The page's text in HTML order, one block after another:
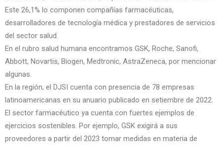
Este 26,1% lo componen compañías farmacéuticas,
desarrolladores de tecnología médica y prestadores de servicios
del sector salud.
En el rubro salud humana encontramos GSK, Roche, Sanofi,
Abbott, Novartis, Biogen, Medtronic, AstraZeneca, por mencionar
algunas.
En la región, el DJSI cuenta con presencia de 78 empresas
latinoamericanas en su anuario publicado en setiembre de 2022.
El sector farmacéutico ya cuenta con fuertes ejemplos de
ejercicios sostenibles. Por ejemplo, GSK exigirá a sus
proveedores a partir del 2023 tomar medidas en materia de